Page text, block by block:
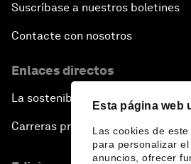
Esta página web
Las cookies de
para personalizar
anuncios, ofrecer
Suscríbase a nuestros boletines
Contacte con nosotros
Enlaces directos
La sostenibilidad en el Foro
Carreras profesionales